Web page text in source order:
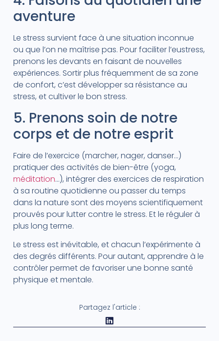
aventure
Le stress survient face à une situation inconnue
ou que l’on ne maîtrise pas. Pour faciliter l’eustress,
prenons les devants en faisant de nouvelles
expériences. Sortir plus fréquemment de sa zone
de confort, c’est développer sa résistance au
stress, et cultiver le bon stress.
5. Prenons soin de notre
corps et de notre esprit
Faire de l’exercice (marcher, nager, danser…)
pratiquer des activités de bien-être (yoga,
méditation…), intégrer des exercices de respiration
à sa routine quotidienne ou passer du temps
dans la nature sont des moyens scientifiquement
prouvés pour lutter contre le stress. Et le réguler à
plus long terme.
Le stress est inévitable, et chacun l’expérimente à
des degrés différents. Pour autant, apprendre à le
contrôler permet de favoriser une bonne santé
physique et mentale.
Partagez l'article :